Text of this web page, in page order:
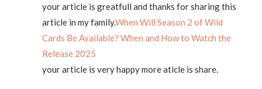
your article is greatfull and thanks for sharing this
article in my family.When Will Season 2 of Wild
Cards Be Available? When and How to Watch the
Release 2025
your article is very happy more aticle is share.